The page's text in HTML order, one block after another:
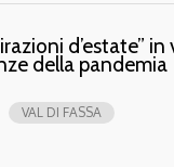
d’estate” in
della pandemia
VAL DI FASSA